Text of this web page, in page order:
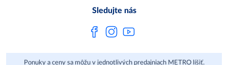
Sledujte nás
Ponuky a ceny sa môžu v jednotlivých predajniach METRO líšiť.